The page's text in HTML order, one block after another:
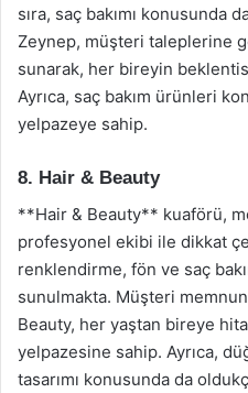
sıra, saç bakımı konusunda
Zeynep, müşteri taleplerine
sunarak, her bireyin
Ayrıca, saç bakım ürünleri
yelpazeye sahip.
8. Hair & Beauty
**Hair & Beauty** kuaförü,
profesyonel ekibi ile dikkat
renklendirme, fön ve saç
sunulmakta. Müşteri
Beauty, her yaştan bireye
yelpazesine sahip. Ayrıca,
tasarımı konusunda da